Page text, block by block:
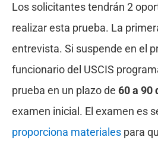
Los solicitantes tendrán 2
realizar esta prueba. La
entrevista. Si suspende en el
funcionario del USCIS
prueba en un plazo de 60 a 90
examen inicial. El examen es
proporciona materiales para